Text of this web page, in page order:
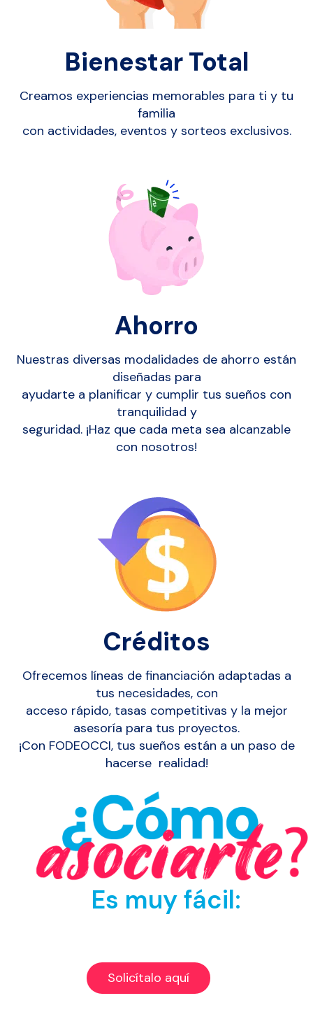
Bienestar Total
Creamos experiencias memorables para ti y tu
familia
con actividades, eventos y sorteos exclusivos.
Ahorro
Nuestras diversas modalidades de ahorro están
diseñadas para
ayudarte a planificar y cumplir tus sueños con
tranquilidad y
seguridad. ¡Haz que cada meta sea alcanzable
con nosotros!
Créditos
Ofrecemos líneas de financiación adaptadas a
tus necesidades, con
acceso rápido, tasas competitivas y la mejor
asesoría para tus proyectos.
¡Con FODEOCCI, tus sueños están a un paso de
hacerse realidad!
Es muy fácil:
Solicítalo aquí